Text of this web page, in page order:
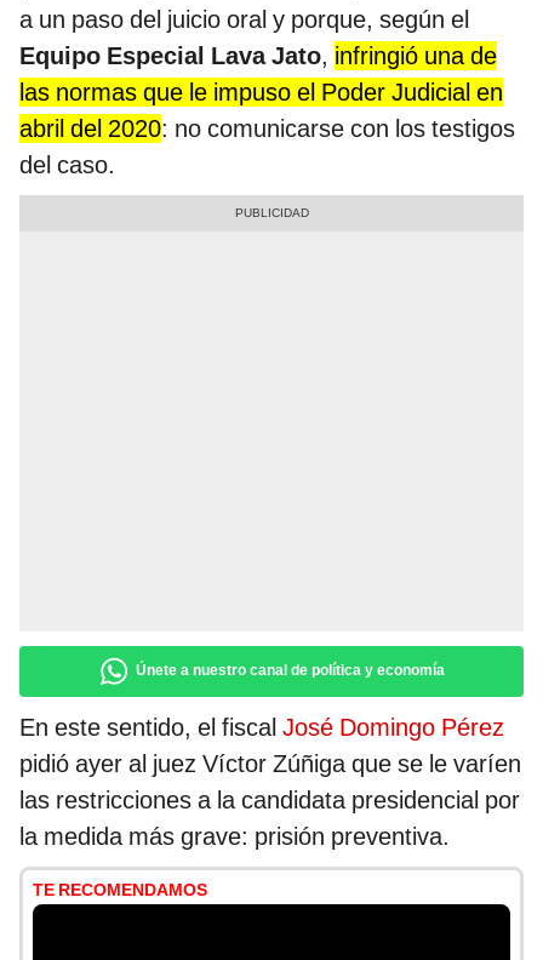
a un paso del juicio oral y porque, según el
Equipo Especial Lava Jato, infringió una de
las normas que le impuso el Poder Judicial en
abril del 2020: no comunicarse con los testigos
del caso.
Únete a nuestro canal de política y economía
En este sentido, el fiscal José Domingo Pérez
pidió ayer al juez Víctor Zúñiga que se le varíen
las restricciones a la candidata presidencial por
la medida más grave: prisión preventiva.
TE RECOMENDAMOS